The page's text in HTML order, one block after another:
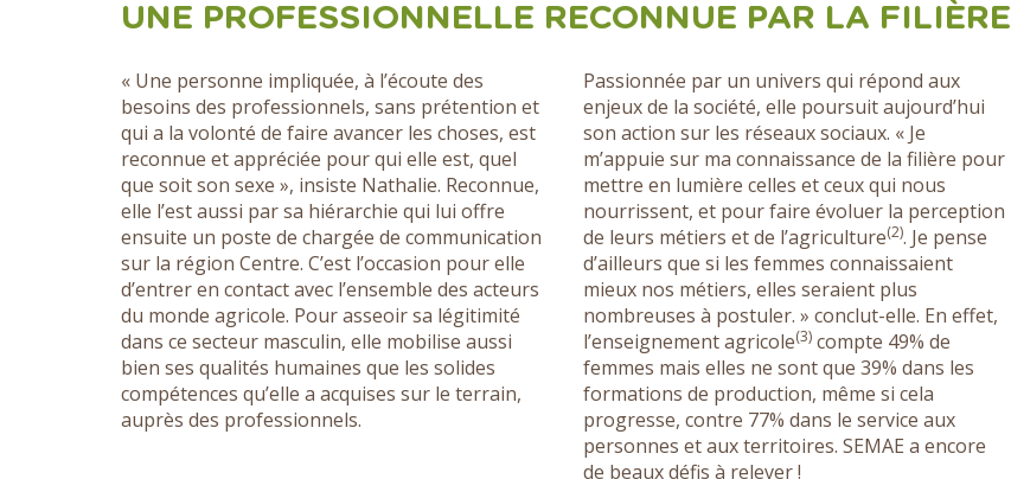
UNE PROFESSIONNELLE RECONNUE PAR LA FILIÈRE
« Une personne impliquée, à l’écoute des
besoins des professionnels, sans prétention et
qui a la volonté de faire avancer les choses, est
reconnue et appréciée pour qui elle est, quel
que soit son sexe », insiste Nathalie. Reconnue,
elle l’est aussi par sa hiérarchie qui lui offre
ensuite un poste de chargée de communication
sur la région Centre. C’est l’occasion pour elle
d’entrer en contact avec l’ensemble des acteurs
du monde agricole. Pour asseoir sa légitimité
dans ce secteur masculin, elle mobilise aussi
bien ses qualités humaines que les solides
compétences qu’elle a acquises sur le terrain,
auprès des professionnels.
Passionnée par un univers qui répond aux
enjeux de la société, elle poursuit aujourd’hui
son action sur les réseaux sociaux. « Je
m’appuie sur ma connaissance de la filière pour
mettre en lumière celles et ceux qui nous
nourrissent, et pour faire évoluer la perception
de leurs métiers et de l’agriculture(2). Je pense
d’ailleurs que si les femmes connaissaient
mieux nos métiers, elles seraient plus
nombreuses à postuler. » conclut-elle. En effet,
l’enseignement agricole(3) compte 49% de
femmes mais elles ne sont que 39% dans les
formations de production, même si cela
progresse, contre 77% dans le service aux
personnes et aux territoires. SEMAE a encore
de beaux défis à relever !